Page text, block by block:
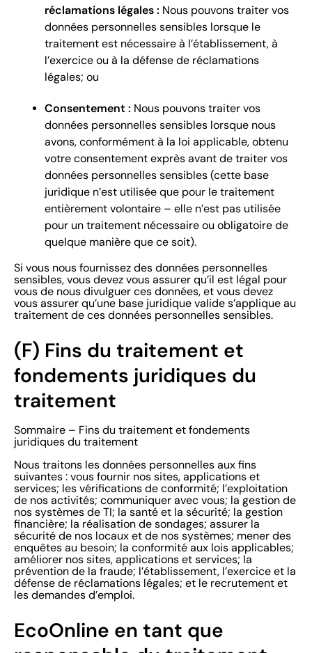
réclamations légales : Nous pouvons traiter vos
données personnelles sensibles lorsque le
traitement est nécessaire à l’établissement, à
l’exercice ou à la défense de réclamations
légales; ou
Consentement : Nous pouvons traiter vos
données personnelles sensibles lorsque nous
avons, conformément à la loi applicable, obtenu
votre consentement exprès avant de traiter vos
données personnelles sensibles (cette base
juridique n’est utilisée que pour le traitement
entièrement volontaire – elle n’est pas utilisée
pour un traitement nécessaire ou obligatoire de
quelque manière que ce soit).
Si vous nous fournissez des données personnelles
sensibles, vous devez vous assurer qu’il est légal pour
vous de nous divulguer ces données, et vous devez
vous assurer qu’une base juridique valide s’applique au
traitement de ces données personnelles sensibles.
(F) Fins du traitement et
fondements juridiques du
traitement
Sommaire – Fins du traitement et fondements
juridiques du traitement
Nous traitons les données personnelles aux fins
suivantes : vous fournir nos sites, applications et
services; les vérifications de conformité; l’exploitation
de nos activités; communiquer avec vous; la gestion de
nos systèmes de TI; la santé et la sécurité; la gestion
financière; la réalisation de sondages; assurer la
sécurité de nos locaux et de nos systèmes; mener des
enquêtes au besoin; la conformité aux lois applicables;
améliorer nos sites, applications et services; la
prévention de la fraude; l’établissement, l’exercice et la
défense de réclamations légales; et le recrutement et
les demandes d’emploi.
EcoOnline en tant que